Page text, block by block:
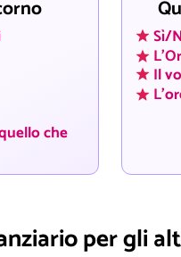
che
Sì/
Il
per gli